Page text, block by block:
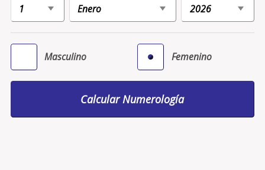
Masculino Femenino